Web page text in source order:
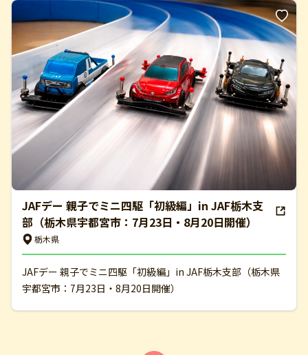
JAFデー 親子でミニ四駆「初級編」in JAF栃木支
部（栃木県宇都宮市：7月23日・8月20日開催）
栃木県
JAFデー 親子でミニ四駆「初級編」in JAF栃木支部（栃木県
宇都宮市：7月23日・8月20日開催）